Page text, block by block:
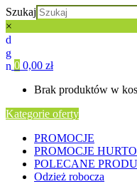
Szukaj
×
0 0,00 zł
Brak produktów w
Kategorie oferty
PROMOCJE
PROMOCJE
POLECANE
Odzież robocza